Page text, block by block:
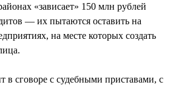
«зависает» 150 млн рублей
— их пытаются оставить на
на месте которых создать
в сговоре с судебными приставами, с